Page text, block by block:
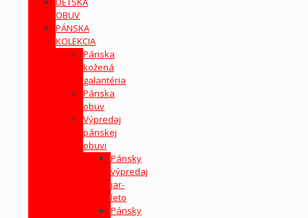
OBUV
PÁNSKA
KOLEKCIA
Pánska
kožená
galantéria
Pánska
obuv
Výpredaj
pánskej
obuvi
Pánsky
výpredaj
jar-
leto
Pánsky